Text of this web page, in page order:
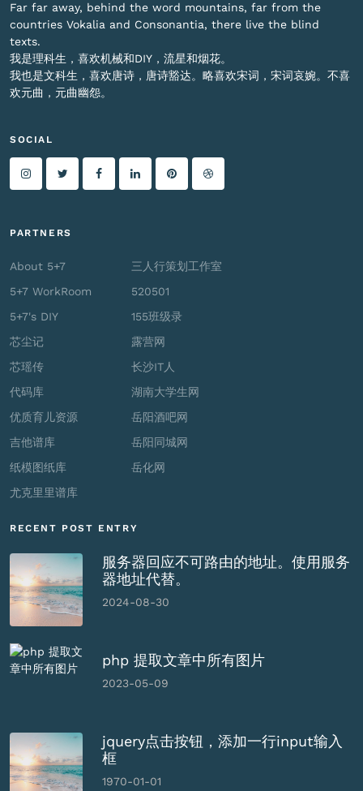
Far far away, behind the word mountains, far from the
countries Vokalia and Consonantia, there live the blind
texts.
我是理科生，喜欢机械和DIY，流星和烟花。
我也是文科生，喜欢唐诗，唐诗豁达。略喜欢宋词，宋词哀婉。不喜
欢元曲，元曲幽怨。
SOCIAL
PARTNERS
About 5+7
5+7 WorkRoom
5+7's DIY
芯尘记
芯瑶传
代码库
优质育儿资源
吉他谱库
纸模图纸库
尤克里里谱库
三人行策划工作室
520501
155班级录
露营网
长沙IT人
湖南大学生网
岳阳酒吧网
岳阳同城网
岳化网
RECENT POST ENTRY
服务器回应不可路由的地址。使用服务
器地址代替。
2024-08-30
php 提取文章中所有图片
2023-05-09
jquery点击按钮，添加一行input输入
框
1970-01-01